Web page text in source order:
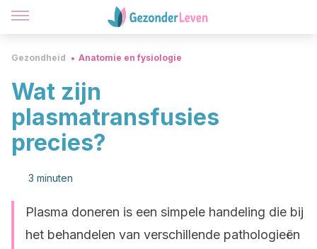
Gezondheid Anatomie en fysiologie
Wat zijn
plasmatransfusies
precies?
3 minuten
Plasma doneren is een simpele handeling die bij
het behandelen van verschillende pathologieën